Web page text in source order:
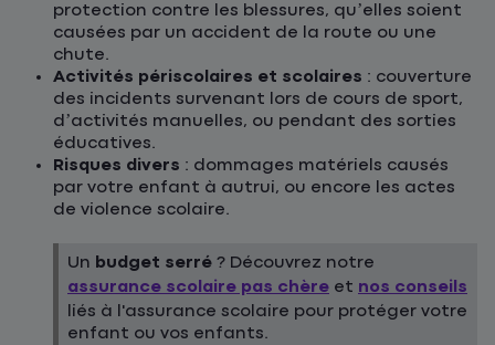
protection contre les blessures, qu’elles soient
causées par un accident de la route ou une
chute.
Activités périscolaires et scolaires : couverture
des incidents survenant lors de cours de sport,
d’activités manuelles, ou pendant des sorties
éducatives.
Risques divers : dommages matériels causés
par votre enfant à autrui, ou encore les actes
de violence scolaire.
Un budget serré ? Découvrez notre
assurance scolaire pas chère et nos conseils
liés à l'assurance scolaire pour protéger votre
enfant ou vos enfants.